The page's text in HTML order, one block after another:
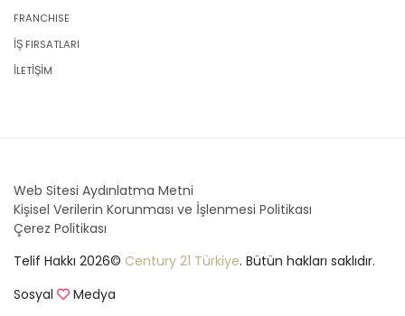
İşleme
işleneceğini belirlemekle ve bu
amaçları kişisel veriler işlenmeden
önce veri sahiplerinin bilgisine
belirtilen meşru ve hukuka uygun
FRANCHISE
İŞ FIRSATLARI
İLETİŞİM
Web Sitesi Aydınlatma Metni
Kişisel Verilerin Korunması ve İşlenmesi Politikası
Çerez Politikası
Telif Hakkı 2026© Century 21 Türkiye. Bütün hakları saklıdır.
Sosyal
Medya